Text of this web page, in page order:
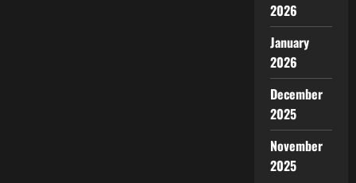
2026
January
2026
December
2025
November
2025